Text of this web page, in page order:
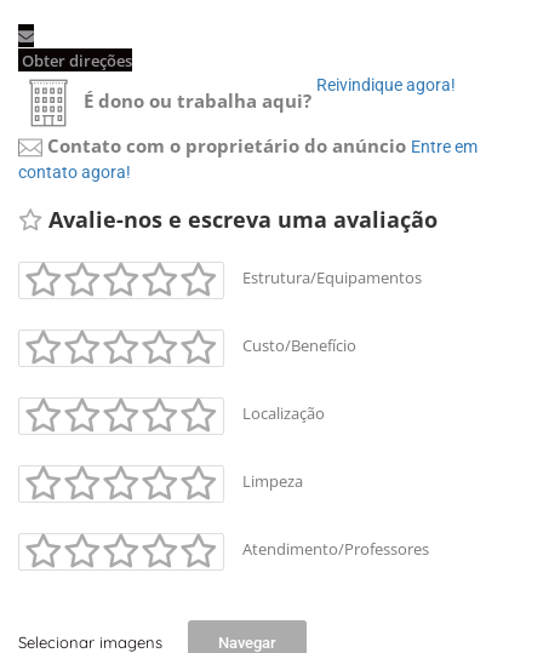
Obter direções
É dono ou trabalha aqui?
Reivindique agora!
Contato com o proprietário do anúncio Entre em
contato agora!
Avalie-nos e escreva uma avaliação
Estrutura/Equipamentos
Custo/Benefício
Localização
Limpeza
Atendimento/Professores
Selecionar imagens Navegar